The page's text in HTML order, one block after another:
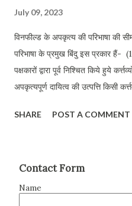
July 09, 2023
विनफील्ड के अपकृत्य की परिभाषा की
परिभाषा के प्रमुख बिंदु इस प्रकार हैं- (1
पक्षकारों द्वारा पूर्व निश्चित किये हुये
अपकृत्यपूर्ण दायित्व की उत्पत्ति किसी
उसकी यह बाध्यता विधि द्वारा आरोपित
भिन्न किया जा सकता है। अपकृत्य में
यह प्रत्येक व्यक्ति का कर्त्तव्य है कि वह
चोरी न करे, या धोखाधड़ी न करे किन्तु
SHARE POST A COMMENT
Contact Form
Name